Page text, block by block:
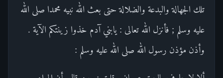
تلك الجهالة والبدعة والضلالة حتى بعث الله نبيه محمدا صلى الله
عليه وسلم ; فأنزل الله تعالى : يابني آدم خذوا زينتكم الآية .
وأذن مؤذن رسول الله صلى الله عليه وسلم :